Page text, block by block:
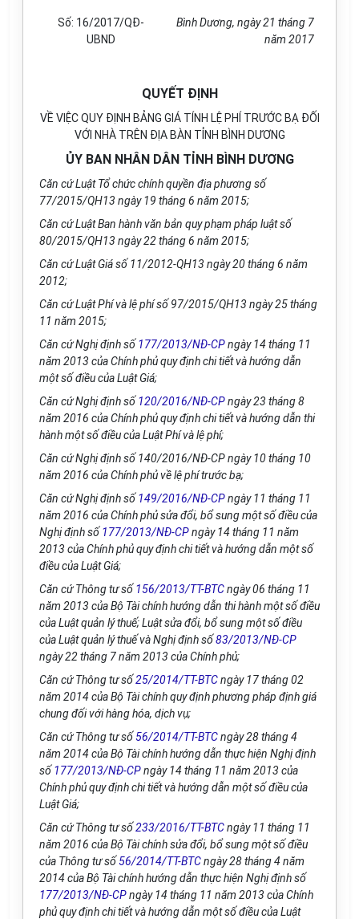
Số: 16/2017/QĐ-
UBND
Bình Dương, ngày21 tháng 7
năm 2017
QUYẾT ĐỊNH
VỀ VIỆC QUY ĐỊNH BẢNG GIÁ TÍNH LỆ PHÍ TRƯỚC BẠ ĐỐI
VỚI NHÀ TRÊN ĐỊA BÀN TỈNH BÌNH DƯƠNG
ỦY BAN NHÂN DÂN TỈNH BÌNH DƯƠNG
Căn cứ Luật Tổ chức chính quyền địa phương số
77/2015/QH13 ngày 19 tháng 6 năm 2015;
Căn cứ Luật Ban hành văn bản quy phạm pháp luật số
80/2015/QH13 ngày 22 tháng 6 năm 2015;
Căn cứ Luật Giá số 11/2012-QH13 ngày 20 tháng 6 năm
2012;
Căn cứ Luật Phívà lệ phí số 97/2015/QH13 ngày 25 tháng
11 năm 2015;
Căn cứ Nghị định số 177/2013/NĐ-CPngày 14 tháng 11
năm 2013 của Chính phủ quy định chi tiết và hướng dẫn
một số điều của Luật Giá;
Căn cứ Nghị định số 120/2016/NĐ-CPngày 23 tháng 8
năm 2016 của Chính phủ quy định chi tiết và hướng dẫn thi
hành một số điều của Luật Phí và lệ phí;
Căn cứ Nghị định số 140/2016/NĐ-CP ngày 10 tháng 10
năm 2016 của Chính phủ về lệ phí trước bạ;
Căn cứ Nghị định số 149/2016/NĐ-CPngày 11 tháng 11
năm 2016 của Chính phủ sửa đổi, bổ sung một số điều của
Nghị định số 177/2013/NĐ-CPngày 14 tháng 11 năm
2013 của Chính phủ quy định chi tiết và hướng dẫn một số
điều của Luật Giá;
Căn cứ Thông tư số 156/2013/TT-BTCngày 06 tháng 11
năm 2013 của Bộ Tài chính hướng dẫn thi hành một số điều
của Luật quản lý thuế; Luật sửa đổi, bổ sung một số điều
của Luật quản lý thuế và Nghị định số83/2013/NĐ-CP
ngày 22 tháng 7 năm 2013 của Chính phủ;
Căn cứ Thông tư số25/2014/TT-BTCngày 17 tháng 02
năm 2014 của Bộ Tài chính quy định phương pháp định giá
chung đối với hàng hóa, dịch vụ;
Căn cứ Thông tư số56/2014/TT-BTCngày 28 tháng 4
năm 2014 của Bộ Tài chính hướng dẫn thực hiện Nghị định
số 177/2013/NĐ-CPngày 14 tháng 11 năm 2013 của
Chính phủ quy định chi tiết và hướng dẫn một số điều của
Luật Giá;
Căn cứ Thông tư số233/2016/TT-BTCngày 11 tháng 11
năm 2016 của Bộ Tài chính sửa đổi, bổ sung một số điều
của Thông tư số56/2014/TT-BTCngày 28 tháng 4 năm
2014 của Bộ Tài chính hướng dẫn thực hiện Nghị định số
177/2013/NĐ-CPngày 14 tháng 11 năm 2013 của Chính
phủ quy định chi tiết và hướng dẫn một số điều của Luật